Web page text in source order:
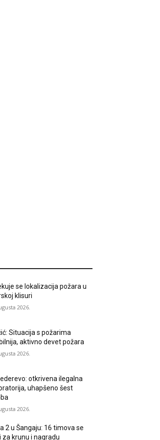
se lokalizacija požara u
klisuri
2026.
Situacija s požarima
aktivno devet požara
2026.
otkrivena ilegalna
uhapšeno šest
2026.
2 u Šangaju: 16 timova se
za krunu i nagradu